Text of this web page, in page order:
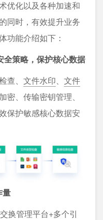
优化以及各种加速和
同时，有效提升业务
功能介绍如下：
策略，保护核心数据
查、 文件水印、 文件
密、传输密钥管理、
保护敏感核心数据安
量
换管理平台+多个引